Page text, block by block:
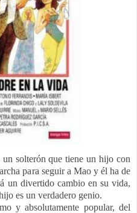
solterón que tiene un hijo con
para seguir a Mao y él ha de
un divertido cambio en su vida,
es un verdadero genio.
y absolutamente popular, del